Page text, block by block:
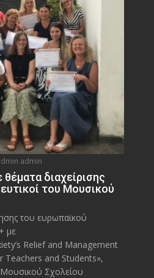
admin
διαχείρισης
του Μουσικού
του ευρωπαϊκού
με
Relief and Management
Teachers and Students»,
Μουσικού Σχολείου